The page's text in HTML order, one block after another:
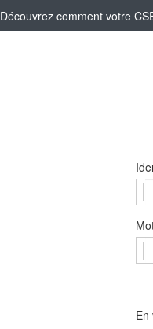
Découvrez comment votre
En